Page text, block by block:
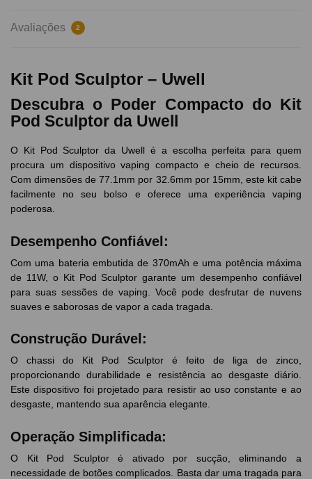
Avaliações 2
Kit Pod Sculptor – Uwell
Descubra o Poder Compacto do Kit
Pod Sculptor da Uwell
O Kit Pod Sculptor da Uwell é a escolha perfeita para quem
procura um dispositivo vaping compacto e cheio de recursos.
Com dimensões de 77.1mm por 32.6mm por 15mm, este kit cabe
facilmente no seu bolso e oferece uma experiência vaping
poderosa.
Desempenho Confiável:
Com uma bateria embutida de 370mAh e uma potência máxima
de 11W, o Kit Pod Sculptor garante um desempenho confiável
para suas sessões de vaping. Você pode desfrutar de nuvens
suaves e saborosas de vapor a cada tragada.
Construção Durável:
O chassi do Kit Pod Sculptor é feito de liga de zinco,
proporcionando durabilidade e resistência ao desgaste diário.
Este dispositivo foi projetado para resistir ao uso constante e ao
desgaste, mantendo sua aparência elegante.
Operação Simplificada:
O Kit Pod Sculptor é ativado por sucção, eliminando a
necessidade de botões complicados. Basta dar uma tragada para